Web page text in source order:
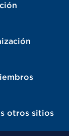
otros sitios